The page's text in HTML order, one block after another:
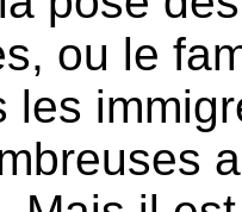
ou le
les